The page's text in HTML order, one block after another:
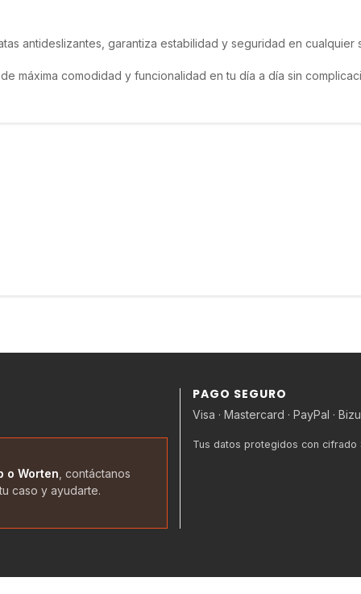
antideslizantes, garantiza estabilidad y seguridad en cualquier
máxima comodidad y funcionalidad en tu día a día sin
o Worten , contáctanos
caso y ayudarte.
PAGO SEGURO
Visa · Mastercard · PayPal ·
Tus datos protegidos con cifrado